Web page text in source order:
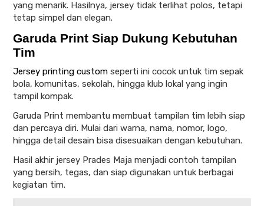
yang menarik. Hasilnya, jersey tidak terlihat polos, tetapi
tetap simpel dan elegan.
Garuda Print Siap Dukung Kebutuhan
Tim
Jersey printing custom seperti ini cocok untuk tim sepak
bola, komunitas, sekolah, hingga klub lokal yang ingin
tampil kompak.
Garuda Print membantu membuat tampilan tim lebih siap
dan percaya diri. Mulai dari warna, nama, nomor, logo,
hingga detail desain bisa disesuaikan dengan kebutuhan.
Hasil akhir jersey Prades Maja menjadi contoh tampilan
yang bersih, tegas, dan siap digunakan untuk berbagai
kegiatan tim.